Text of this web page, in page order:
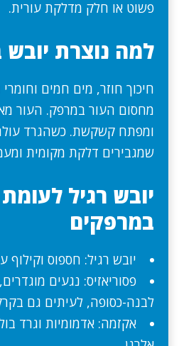
פשוט או חלק מדלקת עורית.
למה נוצרת
חיכוך חוזר, מים חמים
מחסום העור במרפק. העור
ומפתח קשקשת. כשהגרד
שמגבירים דלקת מקומית
יובש רגיל
במרפקים
יובש רגיל: חספוס וקילוף
פסוריאזיס: נגעים
לבנה-כסופה, לעיתים גם
אקזמה: אדמומיות וגרד